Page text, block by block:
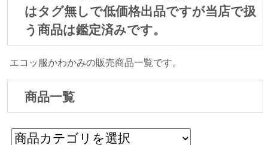
はタグ無しで低価格出品ですが当店で扱
う商品は鑑定済みです。
エコッ服かわかみの販売商品一覧です。
商品一覧